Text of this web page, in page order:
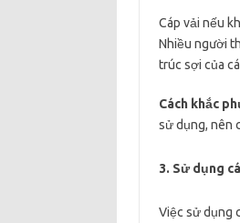
Cáp vải nếu
Nhiều người
trúc sợi của
Cách khắc
sử dụng, nên
3. Sử dụng
Việc sử dụng